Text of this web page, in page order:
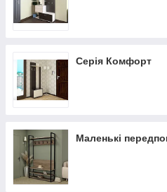
Серія Комфорт
Маленькі